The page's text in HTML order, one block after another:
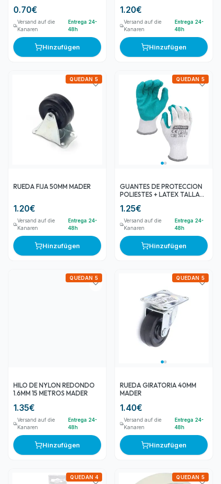
0.70€
Versand auf die
Kanaren
Entrega 24-
48h
Hinzufügen
1.20€
Versand auf die
Kanaren
Entrega 24-
48h
Hinzufügen
RUEDA FIJA 50MM MADER
1.20€
QUEDAN 5
Versand auf die
Kanaren
Entrega 24-
48h
Hinzufügen
GUANTES DE PROTECCION
POLIESTES + LATEX TALLA
1.25€
QUEDAN 5
Versand auf die
Kanaren
Entrega 24-
48h
Hinzufügen
HILO DE NYLON REDONDO
1.6MM 15 METROS MADER
1.35€
QUEDAN 5
Versand auf die
Kanaren
Entrega 24-
48h
Hinzufügen
RUEDA GIRATORIA 40MM
MADER
1.40€
QUEDAN 5
Versand auf die
Kanaren
Entrega 24-
48h
Hinzufügen
QUEDAN 4 QUEDAN 5